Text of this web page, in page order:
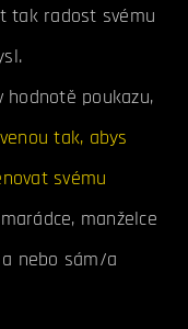
tak radost svému
poukazu,
tak, abys
svému
manželce
nebo sám/a